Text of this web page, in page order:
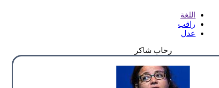
اللغة
راقب
عدل
رحاب شاكر